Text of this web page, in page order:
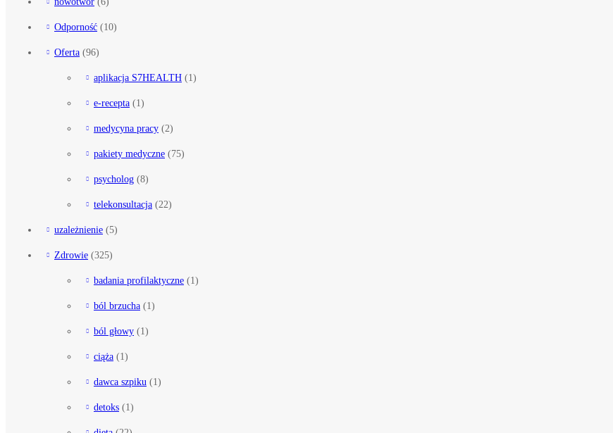
Odporność (10)
Oferta (96)
aplikacja S7HEALTH (1)
e-recepta (1)
medycyna pracy (2)
pakiety medyczne (75)
psycholog (8)
telekonsultacja (22)
uzależnienie (5)
Zdrowie (325)
badania profilaktyczne (1)
ból brzucha (1)
ból głowy (1)
ciąża (1)
dawca szpiku (1)
detoks (1)